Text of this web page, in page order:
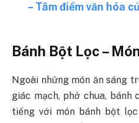
– Tâm điểm văn hóa
Bánh Bột Lọc –
Ngoài những món ăn sáng
giác mạch, phở chua, bánh
tiếng với món bánh bột